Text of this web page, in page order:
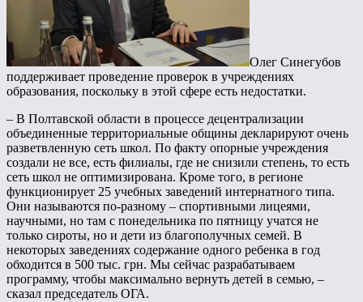
Олег Синегубов
поддерживает проведение проверок в учреждениях
образования, поскольку в этой сфере есть недостатки.
– В Полтавской области в процессе децентрализации
объединенные территориальные общины декларируют очень
разветвленную сеть школ. По факту опорные учреждения
создали не все, есть филиалы, где не снизили степень, то есть
сеть школ не оптимизирована. Кроме того, в регионе
функционирует 25 учебных заведений интернатного типа.
Они называются по-разному – спортивными лицеями,
научными, но там с понедельника по пятницу учатся не
только сироты, но и дети из благополучных семей. В
некоторых заведениях содержание одного ребенка в год
обходится в 500 тыс. грн. Мы сейчас разрабатываем
программу, чтобы максимально вернуть детей в семью, –
сказал председатель ОГА.